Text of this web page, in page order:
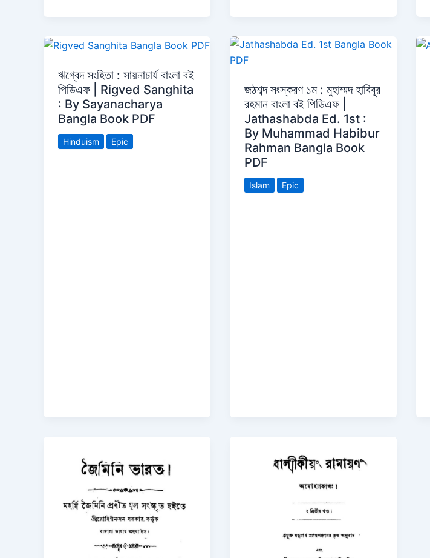
ঋগ্বেদ সংহিতা : সায়নাচার্য বাংলা বই
পিডিএফ | Rigved Sanghita
: By Sayanacharya
Bangla Book PDF
Hinduism Epic
জঠশব্দ সংস্করণ ১ম : মুহাম্মদ হাবিবুর
রহমান বাংলা বই পিডিএফ |
Jathashabda Ed. 1st :
By Muhammad Habibur
Rahman Bangla Book
PDF
Islam Epic